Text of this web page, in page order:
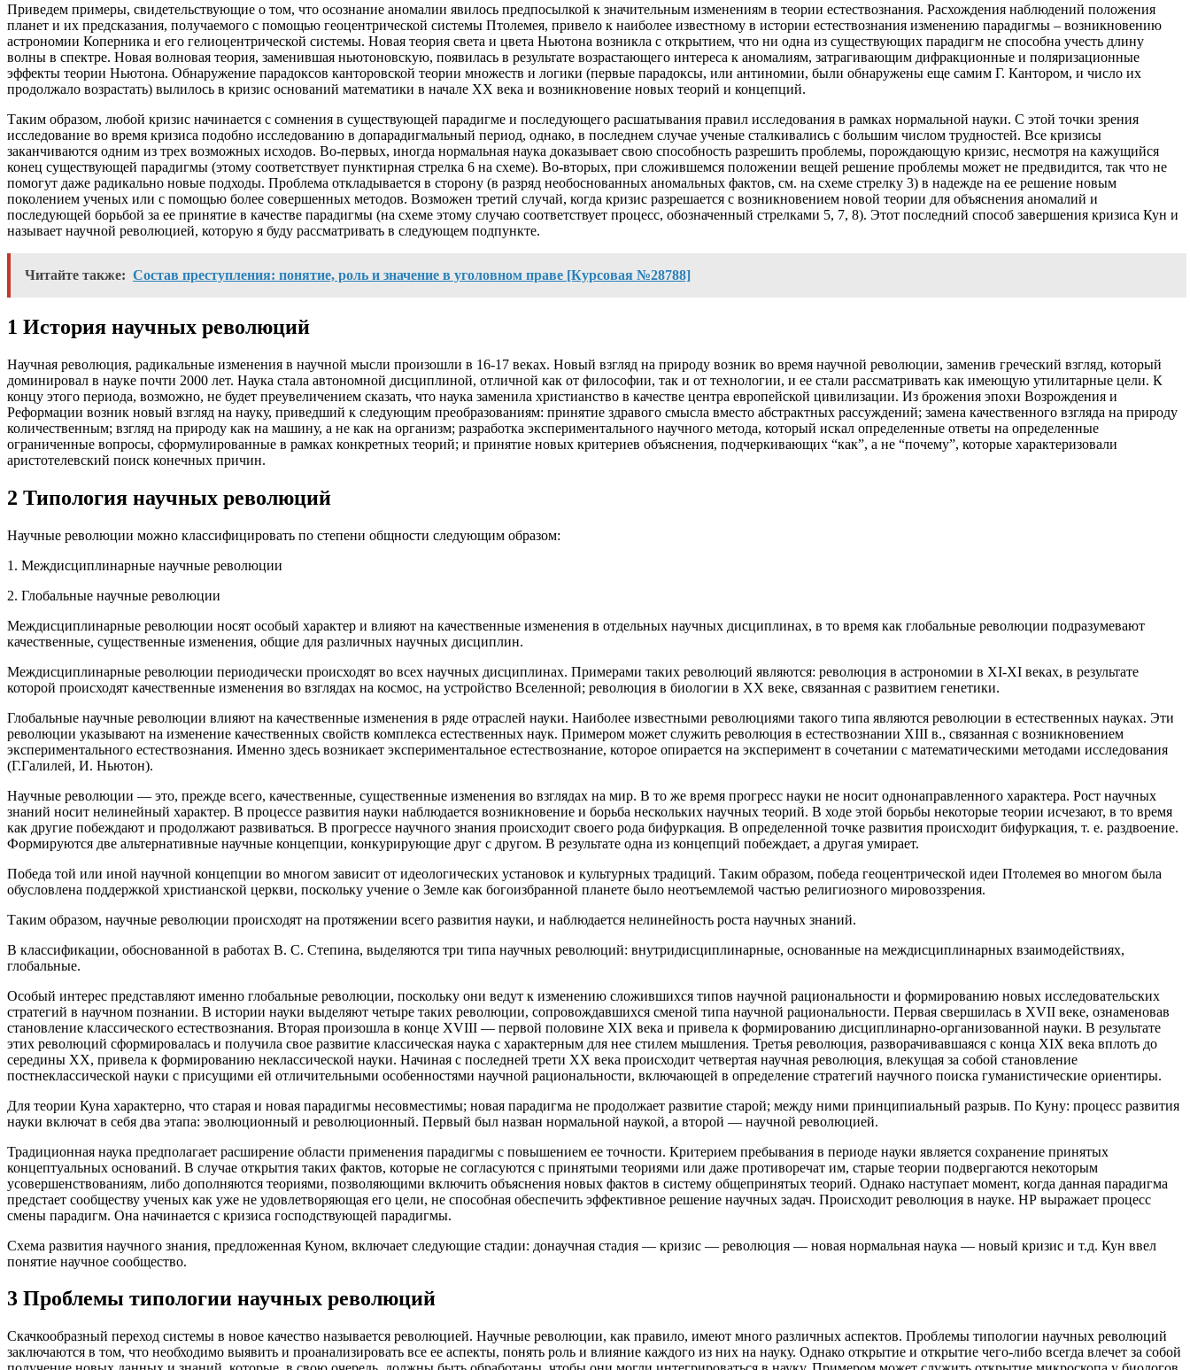
Приведем примеры, свидетельствующие о том, что осознание аномалии явилось предпосылкой к значительным изменениям в теории естествознания. Расхождения наблюдений положения
планет и их предсказания, получаемого с помощью геоцентрической системы Птолемея, привело к наиболее известному в истории естествознания изменению парадигмы – возникновению
астрономии Коперника и его гелиоцентрической системы. Новая теория света и цвета Ньютона возникла с открытием, что ни одна из существующих парадигм не способна учесть длину
волны в спектре. Новая волновая теория, заменившая ньютоновскую, появилась в результате возрастающего интереса к аномалиям, затрагивающим дифракционные и поляризационные
эффекты теории Ньютона. Обнаружение парадоксов канторовской теории множеств и логики (первые парадоксы, или антиномии, были обнаружены еще самим Г. Кантором, и число их
продолжало возрастать) вылилось в кризис оснований математики в начале XX века и возникновение новых теорий и концепций.
Таким образом, любой кризис начинается с сомнения в существующей парадигме и последующего расшатывания правил исследования в рамках нормальной науки. С этой точки зрения
исследование во время кризиса подобно исследованию в допарадигмальный период, однако, в последнем случае ученые сталкивались с большим числом трудностей. Все кризисы
заканчиваются одним из трех возможных исходов. Во-первых, иногда нормальная наука доказывает свою способность разрешить проблемы, порождающую кризис, несмотря на кажущийся
конец существующей парадигмы (этому соответствует пунктирная стрелка 6 на схеме). Во-вторых, при сложившемся положении вещей решение проблемы может не предвидится, так что не
помогут даже радикально новые подходы. Проблема откладывается в сторону (в разряд необоснованных аномальных фактов, см. на схеме стрелку 3) в надежде на ее решение новым
поколением ученых или с помощью более совершенных методов. Возможен третий случай, когда кризис разрешается с возникновением новой теории для объяснения аномалий и
последующей борьбой за ее принятие в качестве парадигмы (на схеме этому случаю соответствует процесс, обозначенный стрелками 5, 7, 8). Этот последний способ завершения кризиса Кун и
называет научной революцией, которую я буду рассматривать в следующем подпункте.
Читайте также: Состав преступления: понятие, роль и значение в уголовном праве [Курсовая №28788]
1 История научных революций
Научная революция, радикальные изменения в научной мысли произошли в 16-17 веках. Новый взгляд на природу возник во время научной революции, заменив греческий взгляд, который
доминировал в науке почти 2000 лет. Наука стала автономной дисциплиной, отличной как от философии, так и от технологии, и ее стали рассматривать как имеющую утилитарные цели. К
концу этого периода, возможно, не будет преувеличением сказать, что наука заменила христианство в качестве центра европейской цивилизации. Из брожения эпохи Возрождения и
Реформации возник новый взгляд на науку, приведший к следующим преобразованиям: принятие здравого смысла вместо абстрактных рассуждений; замена качественного взгляда на природу
количественным; взгляд на природу как на машину, а не как на организм; разработка экспериментального научного метода, который искал определенные ответы на определенные
ограниченные вопросы, сформулированные в рамках конкретных теорий; и принятие новых критериев объяснения, подчеркивающих “как”, а не “почему”, которые характеризовали
аристотелевский поиск конечных причин.
2 Типология научных революций
Научные революции можно классифицировать по степени общности следующим образом:
1. Междисциплинарные научные революции
2. Глобальные научные революции
Междисциплинарные революции носят особый характер и влияют на качественные изменения в отдельных научных дисциплинах, в то время как глобальные революции подразумевают
качественные, существенные изменения, общие для различных научных дисциплин.
Междисциплинарные революции периодически происходят во всех научных дисциплинах. Примерами таких революций являются: революция в астрономии в XI-XI веках, в результате
которой происходят качественные изменения во взглядах на космос, на устройство Вселенной; революция в биологии в ХХ веке, связанная с развитием генетики.
Глобальные научные революции влияют на качественные изменения в ряде отраслей науки. Наиболее известными революциями такого типа являются революции в естественных науках. Эти
революции указывают на изменение качественных свойств комплекса естественных наук. Примером может служить революция в естествознании XIII в., связанная с возникновением
экспериментального естествознания. Именно здесь возникает экспериментальное естествознание, которое опирается на эксперимент в сочетании с математическими методами исследования
(Г.Галилей, И. Ньютон).
Научные революции — это, прежде всего, качественные, существенные изменения во взглядах на мир. В то же время прогресс науки не носит однонаправленного характера. Рост научных
знаний носит нелинейный характер. В процессе развития науки наблюдается возникновение и борьба нескольких научных теорий. В ходе этой борьбы некоторые теории исчезают, в то время
как другие побеждают и продолжают развиваться. В прогрессе научного знания происходит своего рода бифуркация. В определенной точке развития происходит бифуркация, т. е. раздвоение.
Формируются две альтернативные научные концепции, конкурирующие друг с другом. В результате одна из концепций побеждает, а другая умирает.
Победа той или иной научной концепции во многом зависит от идеологических установок и культурных традиций. Таким образом, победа геоцентрической идеи Птолемея во многом была
обусловлена поддержкой христианской церкви, поскольку учение о Земле как богоизбранной планете было неотъемлемой частью религиозного мировоззрения.
Таким образом, научные революции происходят на протяжении всего развития науки, и наблюдается нелинейность роста научных знаний.
В классификации, обоснованной в работах В. С. Степина, выделяются три типа научных революций: внутридисциплинарные, основанные на междисциплинарных взаимодействиях,
глобальные.
Особый интерес представляют именно глобальные революции, поскольку они ведут к изменению сложившихся типов научной рациональности и формированию новых исследовательских
стратегий в научном познании. В истории науки выделяют четыре таких революции, сопровождавшихся сменой типа научной рациональности. Первая свершилась в XVII веке, ознаменовав
становление классического естествознания. Вторая произошла в конце XVIII — первой половине XIX века и привела к формированию дисциплинарно-организованной науки. В результате
этих революций сформировалась и получила свое развитие классическая наука с характерным для нее стилем мышления. Третья революция, разворачивавшаяся с конца XIX века вплоть до
середины XX, привела к формированию неклассической науки. Начиная с последней трети XX века происходит четвертая научная революция, влекущая за собой становление
постнеклассической науки с присущими ей отличительными особенностями научной рациональности, включающей в определение стратегий научного поиска гуманистические ориентиры.
Для теории Куна характерно, что старая и новая парадигмы несовместимы; новая парадигма не продолжает развитие старой; между ними принципиальный разрыв. По Куну: процесс развития
науки включат в себя два этапа: эволюционный и революционный. Первый был назван нормальной наукой, а второй — научной революцией.
Традиционная наука предполагает расширение области применения парадигмы с повышением ее точности. Критерием пребывания в периоде науки является сохранение принятых
концептуальных оснований. В случае открытия таких фактов, которые не согласуются с принятыми теориями или даже противоречат им, старые теории подвергаются некоторым
усовершенствованиям, либо дополняются теориями, позволяющими включить объяснения новых фактов в систему общепринятых теорий. Однако наступает момент, когда данная парадигма
предстает сообществу ученых как уже не удовлетворяющая его цели, не способная обеспечить эффективное решение научных задач. Происходит революция в науке. НР выражает процесс
смены парадигм. Она начинается с кризиса господствующей парадигмы.
Схема развития научного знания, предложенная Куном, включает следующие стадии: донаучная стадия — кризис — революция — новая нормальная наука — новый кризис и т.д. Кун ввел
понятие научное сообщество.
3 Проблемы типологии научных революций
Скачкообразный переход системы в новое качество называется революцией. Научные революции, как правило, имеют много различных аспектов. Проблемы типологии научных революций
заключаются в том, что необходимо выявить и проанализировать все ее аспекты, понять роль и влияние каждого из них на науку. Однако открытие и открытие чего-либо всегда влечет за собой